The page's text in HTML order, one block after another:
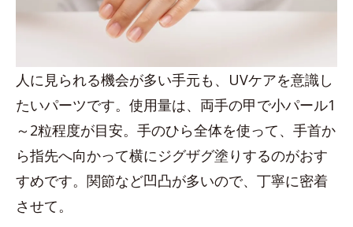
人に見られる機会が多い手元も、UVケアを意識し
たいパーツです。使用量は、両手の甲で小パール1
～2粒程度が目安。手のひら全体を使って、手首か
ら指先へ向かって横にジグザグ塗りするのがおす
すめです。関節など凹凸が多いので、丁寧に密着
させて。